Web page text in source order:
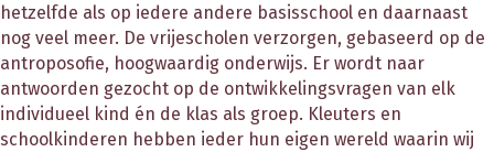
hetzelfde als op iedere andere basisschool en daarnaast
nog veel meer. De vrijescholen verzorgen, gebaseerd op de
antroposofie, hoogwaardig onderwijs. Er wordt naar
antwoorden gezocht op de ontwikkelingsvragen van elk
individueel kind én de klas als groep. Kleuters en
schoolkinderen hebben ieder hun eigen wereld waarin wij